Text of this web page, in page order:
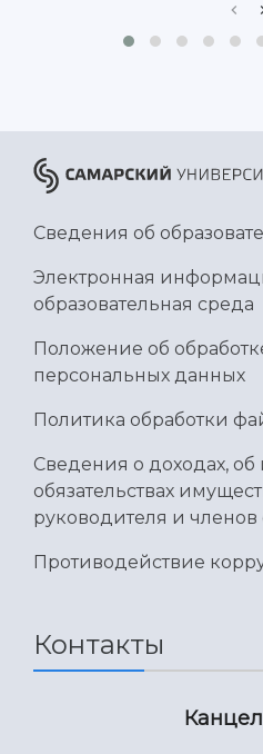
Умный дом бабочек
Сведения об
Электронная
образовательная среда
Положение об
персональных данных
Политика обработки
Сведения о доходах,
обязательствах
руководителя и членов
Противодействие
Контакты